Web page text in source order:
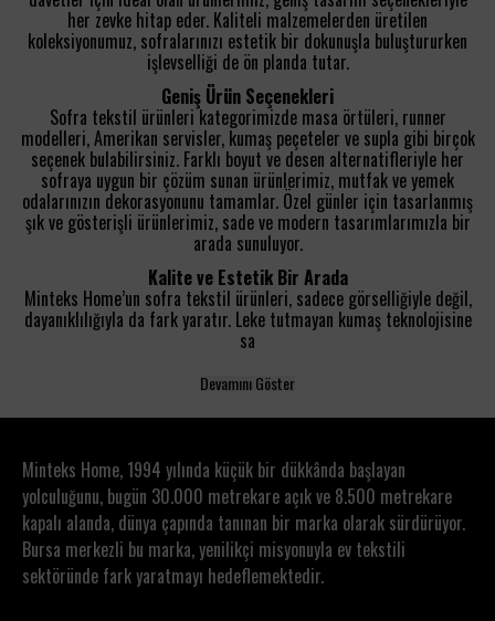
her zevke hitap eder. Kaliteli malzemelerden üretilen
koleksiyonumuz, sofralarınızı estetik bir dokunuşla buluştururken
işlevselliği de ön planda tutar.
Geniş Ürün Seçenekleri
Sofra tekstil ürünleri kategorimizde masa örtüleri, runner
modelleri, Amerikan servisler, kumaş peçeteler ve supla gibi birçok
seçenek bulabilirsiniz. Farklı boyut ve desen alternatifleriyle her
sofraya uygun bir çözüm sunan ürünlerimiz, mutfak ve yemek
odalarınızın dekorasyonunu tamamlar. Özel günler için tasarlanmış
şık ve gösterişli ürünlerimiz, sade ve modern tasarımlarımızla bir
arada sunuluyor.
Kalite ve Estetik Bir Arada
Minteks Home’un sofra tekstil ürünleri, sadece görselliğiyle değil,
dayanıklılığıyla da fark yaratır. Leke tutmayan kumaş teknolojisine
sa
Devamını Göster
Minteks Home, 1994 yılında küçük bir dükkânda başlayan
yolculuğunu, bugün 30.000 metrekare açık ve 8.500 metrekare
kapalı alanda, dünya çapında tanınan bir marka olarak sürdürüyor.
Bursa merkezli bu marka, yenilikçi misyonuyla ev tekstili
sektöründe fark yaratmayı hedeflemektedir.